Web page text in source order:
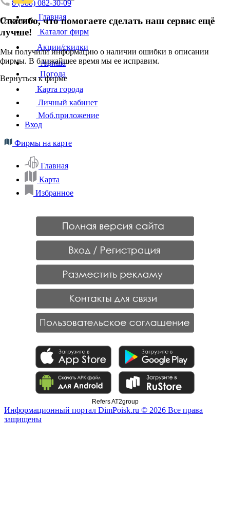
8 (988) 082-30-09
Отменить
Спасибо, что помогаете сделать наш сервис ещё
лучше!
Мы получили информацию о наличии ошибки в описании
фирмы. В ближайшее время мы ее исправим.
Вернуться к фирме
Главная
Каталог фирм
Акции/скидки
Афиша
Погода
Карта города
Личный кабинет
Моб.приложение
Вход
Фирмы на карте
Главная
Карта
Избранное
Refers AT2group
Информационный портал DimPoisk.ru © 2026 Все права
защищены